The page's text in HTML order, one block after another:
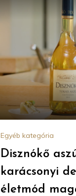
Egyéb kategória
Disznókő
karácsonyi
életmód